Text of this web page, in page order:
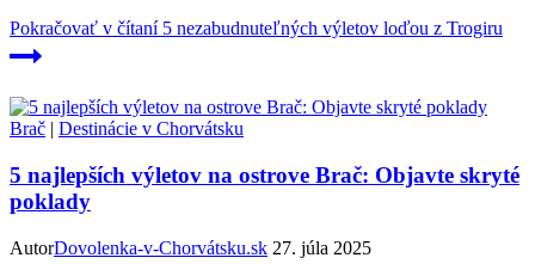
Pokračovať v čítaní5 nezabudnuteľných výletov loďou z Trogiru
Brač | Destinácie v Chorvátsku
5 najlepších výletov na ostrove Brač: Objavte skryté
poklady
AutorDovolenka-v-Chorvátsku.sk 27. júla 2025